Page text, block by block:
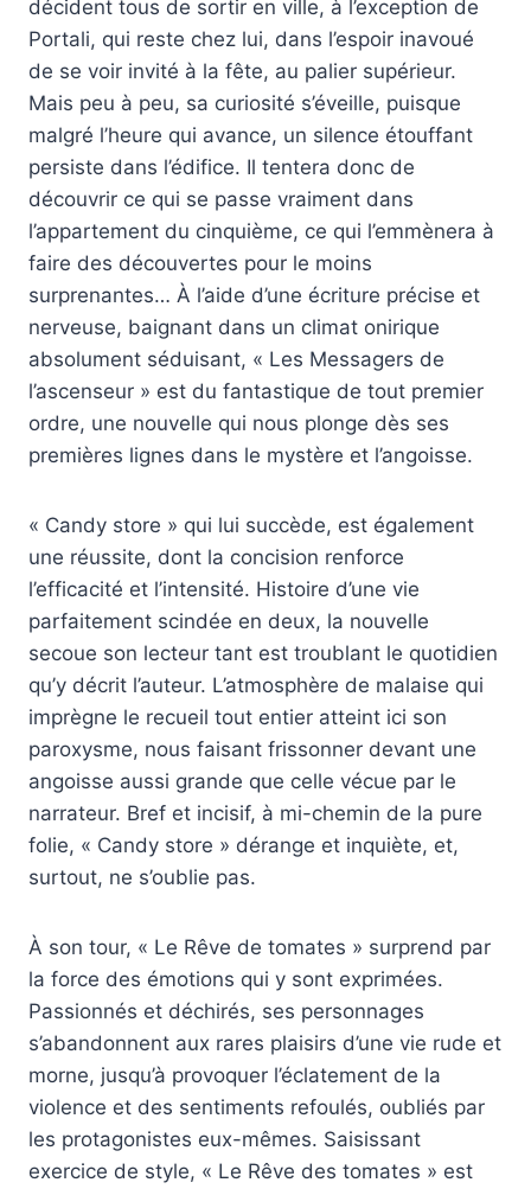
décident tous de sortir en ville, à l’exception de
Portali, qui reste chez lui, dans l’espoir inavoué
de se voir invité à la fête, au palier supérieur.
Mais peu à peu, sa curiosité s’éveille, puisque
malgré l’heure qui avance, un silence étouffant
persiste dans l’édifice. Il tentera donc de
découvrir ce qui se passe vraiment dans
l’appartement du cinquième, ce qui l’emmènera à
faire des découvertes pour le moins
surprenantes… À l’aide d’une écriture précise et
nerveuse, baignant dans un climat onirique
absolument séduisant, « Les Messagers de
l’ascenseur » est du fantastique de tout premier
ordre, une nouvelle qui nous plonge dès ses
premières lignes dans le mystère et l’angoisse.
« Candy store » qui lui succède, est également
une réussite, dont la concision renforce
l’efficacité et l’intensité. Histoire d’une vie
parfaitement scindée en deux, la nouvelle
secoue son lecteur tant est troublant le quotidien
qu’y décrit l’auteur. L’atmosphère de malaise qui
imprègne le recueil tout entier atteint ici son
paroxysme, nous faisant frissonner devant une
angoisse aussi grande que celle vécue par le
narrateur. Bref et incisif, à mi-chemin de la pure
folie, « Candy store » dérange et inquiète, et,
surtout, ne s’oublie pas.
À son tour, « Le Rêve de tomates » surprend par
la force des émotions qui y sont exprimées.
Passionnés et déchirés, ses personnages
s’abandonnent aux rares plaisirs d’une vie rude et
morne, jusqu’à provoquer l’éclatement de la
violence et des sentiments refoulés, oubliés par
les protagonistes eux-mêmes. Saisissant
exercice de style, « Le Rêve des tomates » est